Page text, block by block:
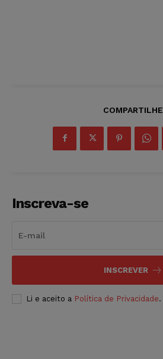
COMPARTILHE
Inscreva-se
INSCREVER
Li e aceito a Política de Privacidade.